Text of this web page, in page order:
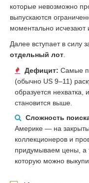
которые невозможно
выпускаются
моментально исчезают
Далее вступает в силу
отдельный лот
Дефицит: Самые
(обычно US 9–11)
образуется
становится выше.
Сложность
Америке — на
коллекционеров и
придумываем цены, а
которую можно